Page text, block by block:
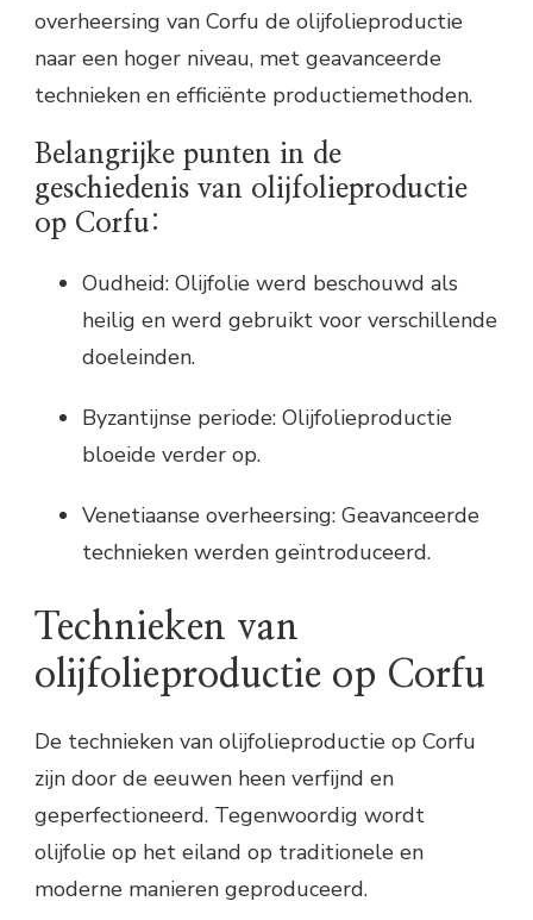
overheersing van Corfu de olijfolieproductie
naar een hoger niveau, met geavanceerde
technieken en efficiënte productiemethoden.
Belangrijke punten in de
geschiedenis van olijfolieproductie
op Corfu:
Oudheid: Olijfolie werd beschouwd als
heilig en werd gebruikt voor verschillende
doeleinden.
Byzantijnse periode: Olijfolieproductie
bloeide verder op.
Venetiaanse overheersing: Geavanceerde
technieken werden geïntroduceerd.
Technieken van
olijfolieproductie op Corfu
De technieken van olijfolieproductie op Corfu
zijn door de eeuwen heen verfijnd en
geperfectioneerd. Tegenwoordig wordt
olijfolie op het eiland op traditionele en
moderne manieren geproduceerd.